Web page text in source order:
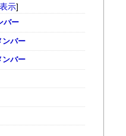
示]
バー
ンバー
ンバー